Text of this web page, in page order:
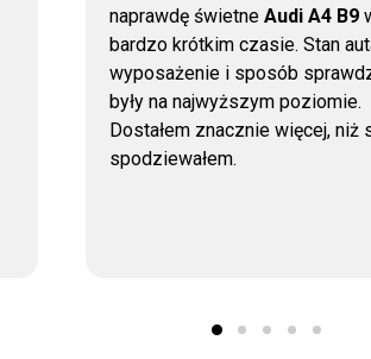
naprawdę świetne Audi A4 B9
bardzo krótkim czasie. Stan
wyposażenie i sposób
były na najwyższym poziomie.
Dostałem znacznie więcej, niż
spodziewałem.